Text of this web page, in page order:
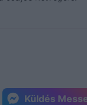
Küldés